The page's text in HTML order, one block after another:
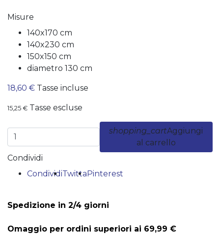
Misure
140x170 cm
140x230 cm
150x150 cm
diametro 130 cm
18,60 € Tasse incluse
15,25 € Tasse escluse
shopping_cartAggiungi
al carrello
Condividi
CondividiTwittaPinterest
Spedizione in 2/4 giorni
Omaggio per ordini superiori ai 69,99 €